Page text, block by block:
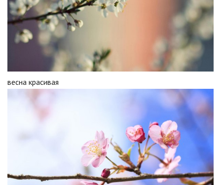
весна красивая